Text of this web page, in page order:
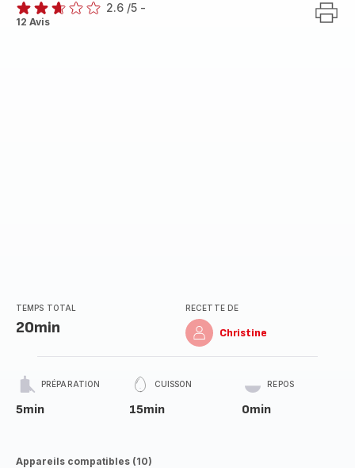
ratings.2.6
2.6 /5 -
12 Avis
TEMPS TOTAL
20min
RECETTE DE
Christine
PRÉPARATION
5min
CUISSON
15min
REPOS
0min
Appareils compatibles (10)